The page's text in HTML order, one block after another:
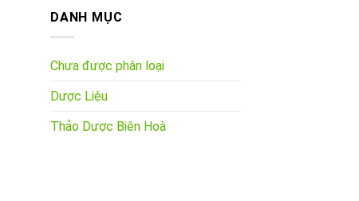
là:
260.000VND.
DANH MỤC
Chưa được phân loại
Dược Liệu
Thảo Dược Biên Hoà